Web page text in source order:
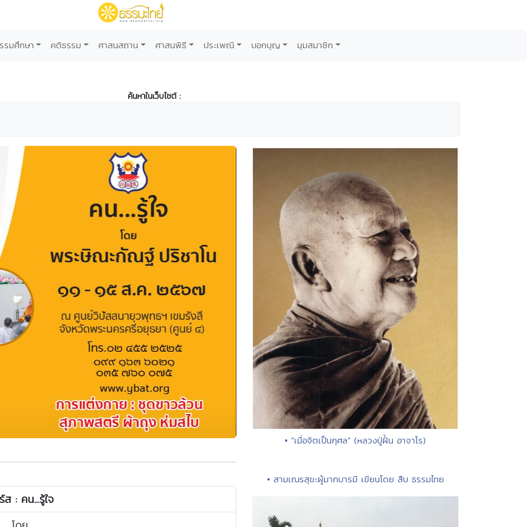
รมศึกษา คติธรรม ศาสนสถาน ศาสนพิธี ประเพณี บอกบุญ มุมสมาชิก
ค้นหาในเว็บไซต์ :
ส : คน...รู้ใจ
• "เมื่อจิตเป็นกุศล" (หลวงปู่ฝั้น อาจาโร)
• สามเณรสุขะผู้มากบารมี เขียนโดย สืบ ธรรมไทย